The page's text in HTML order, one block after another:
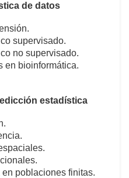
de datos
supervisado.
no supervisado.
en bioinformática.
estadística
poblaciones finitas.